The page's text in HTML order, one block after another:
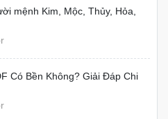
mệnh Kim, Mộc, Thủy, Hỏa,
Có Bền Không? Giải Đáp Chi